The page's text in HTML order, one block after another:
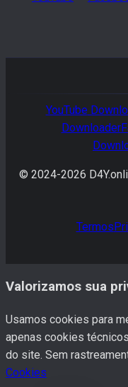
YouTube
Downloader
© 2024-2026
Termos
Valorizamos sua
Usamos cookies para
apenas cookies
do site. Sem
Cookies